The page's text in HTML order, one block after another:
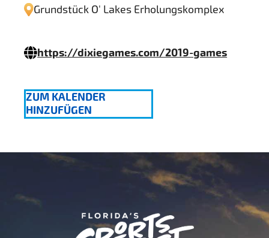
Grundstück O' Lakes Erholungskomplex
https://dixiegames.com/2019-games
ZUM KALENDER
HINZUFÜGEN